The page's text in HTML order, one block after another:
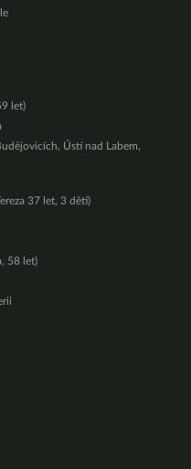
let)
Ústí nad Labem,
37 let, 3 děti)
58 let)